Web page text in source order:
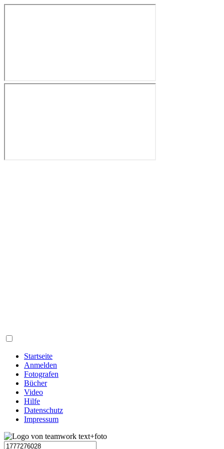
Startseite
Anmelden
Fotografen
Bücher
Video
Hilfe
Datenschutz
Impressum